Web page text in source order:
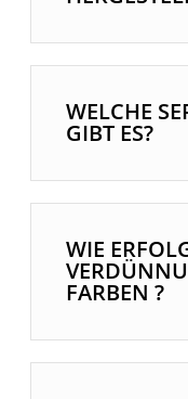
WELCHE
GIBT ES?
WIE
FARBEN ?